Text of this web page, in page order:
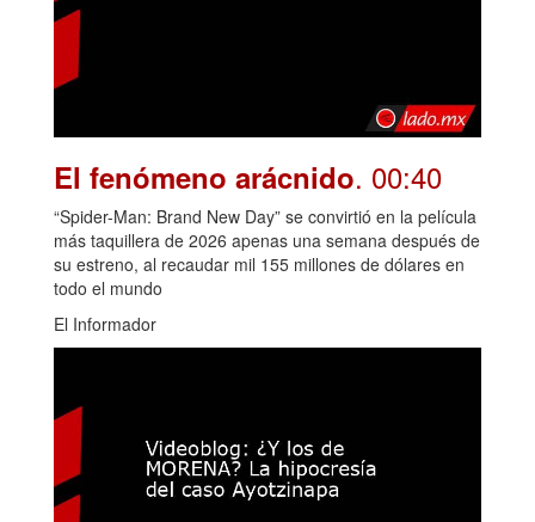
El fenómeno arácnido. 00:40
“Spider-Man: Brand New Day” se convirtió en la película
más taquillera de 2026 apenas una semana después de
su estreno, al recaudar mil 155 millones de dólares en
todo el mundo
El Informador